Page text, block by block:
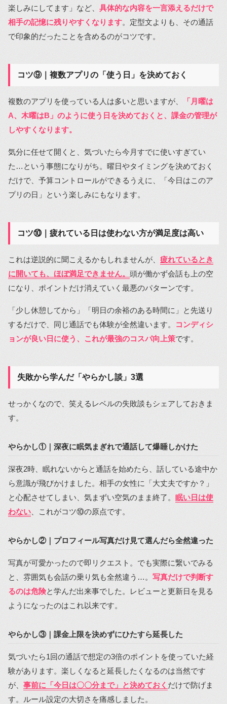
楽しみにしてます」など、 具体的な内容を一言添えるだけで
相手の記憶に残りやすくなります。定型文よりも、その通話
で印象的だったことを含めるのがコツです。
コツ⑨｜複数アプリの「使う日」を決めておく
複数のアプリを使っている人は多いと思いますが、
「月曜は
A、木曜はB」のように使う日を決めておくと、課金の管理が
しやすくなります。
気分に任せて開くと、気づいたら今月すでに使いすぎてい
た…という事態になりがち。曜日やタイミングを決めておく
だけで、予算コントロールができるうえに、「今日はこのア
プリの日」という楽しみにもなります。
コツ⑩｜疲れている日は使わない方が満足度は高い
これは逆説的に聞こえるかもしれませんが、 疲れているとき
に開いても、ほぼ満足できません。 頭が働かず会話も上の空
になり、ポイントだけ消えていく最悪のパターンです。
「少し休憩してから」「明日の余裕のある時間に」と先送り
するだけで、同じ通話でも体験が全然違います。
コンディシ
ョンが良い日に使う、これが最強のコスパ向上策です。
失敗から学んだ「やらかし談」3選
せっかくなので、笑えるレベルの失敗談もシェアしておきま
す。
やらかし①｜深夜に眠気まぎれで通話して爆睡しかけた
深夜2時、眠れないからと通話を始めたら、話している途中か
ら意識が飛びかけました。相手の女性に「大丈夫ですか？」
と心配させてしまい、気まずい空気のまま終了。 眠い日は使
わない 、これがコツ⑩の原点です。
やらかし②｜プロフィール写真だけ見て選んだら全然違った
写真が可愛かったので即リクエスト。でも実際に繋いでみる
と、雰囲気も会話の乗り気も全然違う…。 写真だけで判断す
るのは危険と学んだ出来事でした。レビューと更新日を見る
ようになったのはこれ以来です。
やらかし③｜課金上限を決めずにひたすら延長した
気づいたら1回の通話で想定の3倍のポイントを使っていた経
験があります。楽しくなると延長したくなるのは当然です
が、 事前に「今日は〇〇分まで」と決めておく だけで防げま
す。ルール設定の大切さを痛感しました。